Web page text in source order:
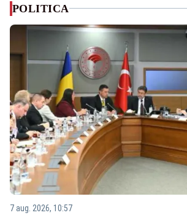
POLITICA
7 aug. 2026, 10:57